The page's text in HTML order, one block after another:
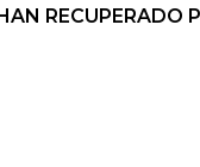
RECUPERADO